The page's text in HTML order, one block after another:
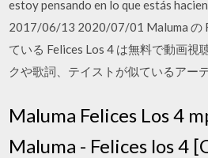
estoy pensando en lo que estás
2017/06/13 2020/07/01 Maluma の
ている Felices Los 4 は無料で動画視
クや歌詞、テイストが似ているアー
Maluma Felices Los 4
Maluma - Felices los 4